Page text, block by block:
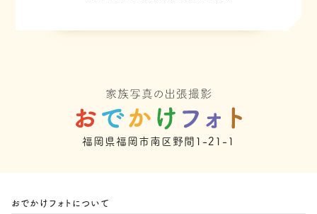
福岡県福岡市南区野間1-21-1
おでかけフォトについて